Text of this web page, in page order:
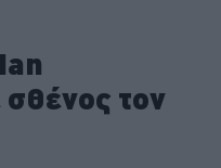
σθένος τον